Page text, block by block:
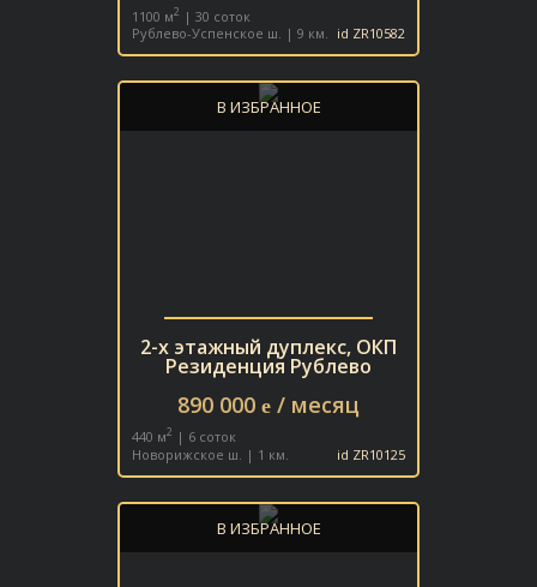
1100 м2 | 30 соток
Рублево-Успенское ш. | 9 км. id ZR10582
2-х этажный дуплекс, ОКП
Резиденция Рублево
890 000 e / месяц
440 м2 | 6 соток
Новорижское ш. | 1 км.
id ZR10125
В ИЗБРАННОЕ
В ИЗБРАННОЕ